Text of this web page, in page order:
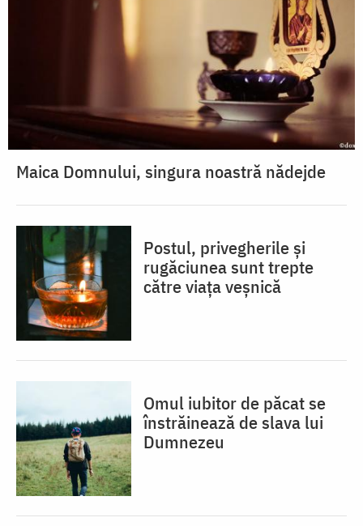
Maica Domnului, singura noastră nădejde
Postul, privegherile și
rugăciunea sunt trepte
către viața veșnică
Omul iubitor de păcat se
înstrăinează de slava lui
Dumnezeu